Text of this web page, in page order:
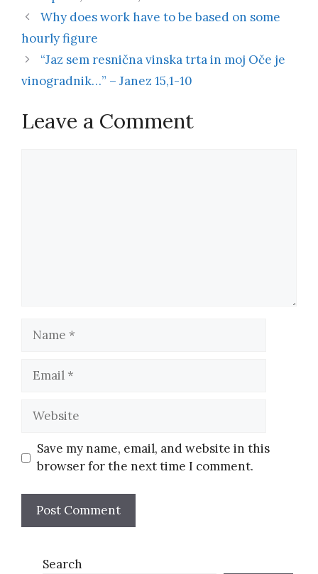
Why does work have to be based on some
hourly figure
“Jaz sem resnična vinska trta in moj Oče je
vinogradnik…” – Janez 15,1-10
Leave a Comment
Website
Save my name, email, and website in this
browser for the next time I comment.
Search